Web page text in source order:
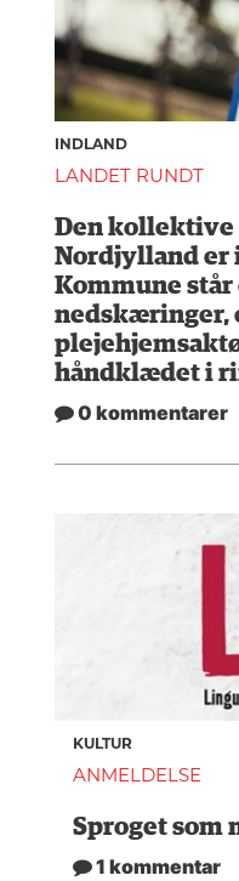
INDLAND
LANDET RUNDT
Den kollektive
Nordjylland er
Kommune
nedskæringer,
håndklædet i
0 kommentarer
KULTUR
ANMELDELSE
Sproget som
1 kommentar